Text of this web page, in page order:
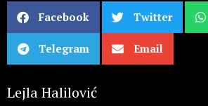
Facebook Twitter
Telegram Email
Lejla Halilović